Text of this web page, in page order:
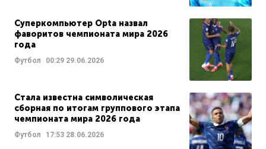
Суперкомпьютер Opta назвал
фаворитов чемпионата мира 2026
года
Футбол 00:29 29.06.2026
Стала известна символическая
сборная по итогам группового этапа
чемпионата мира 2026 года
Футбол 17:53 28.06.2026